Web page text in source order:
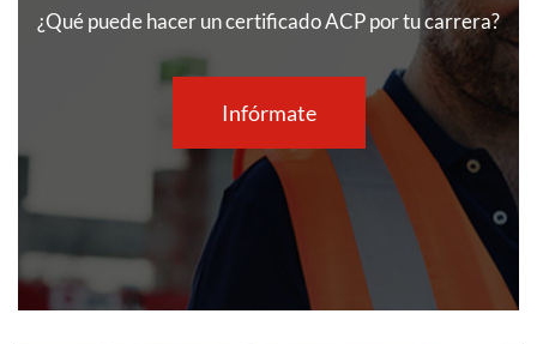
¿Qué puede hacer un certificado ACP por tu carrera?
Infórmate